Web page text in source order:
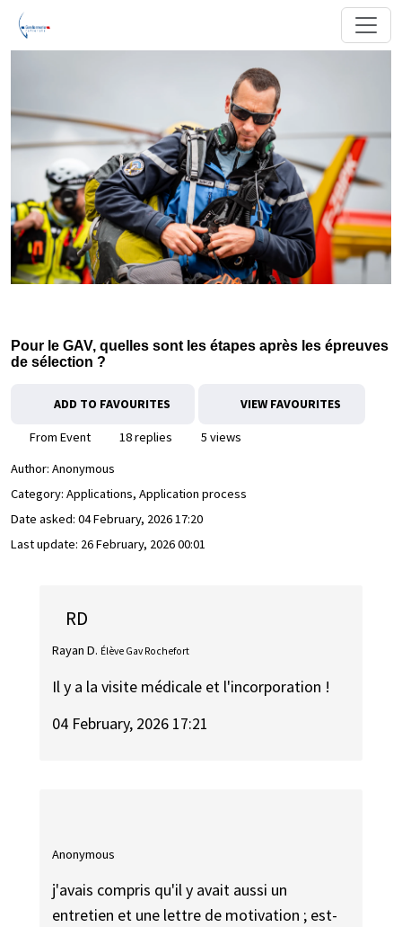
Pour le GAV, quelles sont les étapes après les épreuves
de sélection ?
ADD TO FAVOURITES VIEW FAVOURITES
From Event 18 replies
5 views
Author: Anonymous
Category: Applications, Application process
Date asked: 04 February, 2026 17:20
Last update: 26 February, 2026 00:01
RD
Rayan D. Élève Gav Rochefort
Il y a la visite médicale et l'incorporation !
04 February, 2026 17:21
Anonymous
j'avais compris qu'il y avait aussi un
entretien et une lettre de motivation ; est-